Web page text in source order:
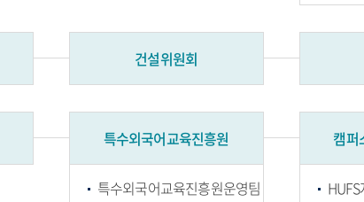
건설위원회
특수외국어교육진흥원
특수외국어교육진흥원운영팀
캠퍼